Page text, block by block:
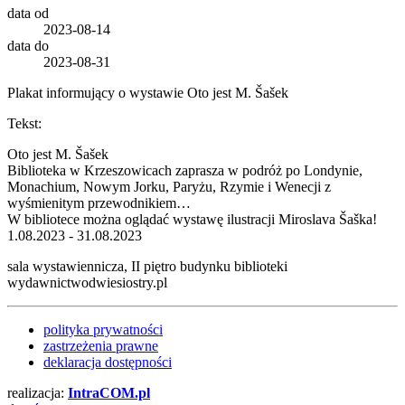
data od
2023-08-14
data do
2023-08-31
Plakat informujący o wystawie Oto jest M. Šašek
Tekst:
Oto jest M. Šašek
Biblioteka w Krzeszowicach zaprasza w podróż po Londynie,
Monachium, Nowym Jorku, Paryżu, Rzymie i Wenecji z
wyśmienitym przewodnikiem…
W bibliotece można oglądać wystawę ilustracji Miroslava Šaška!
1.08.2023 - 31.08.2023
sala wystawiennicza, II piętro budynku biblioteki
wydawnictwodwiesiostry.pl
polityka prywatności
zastrzeżenia prawne
deklaracja dostępności
realizacja: IntraCOM.pl